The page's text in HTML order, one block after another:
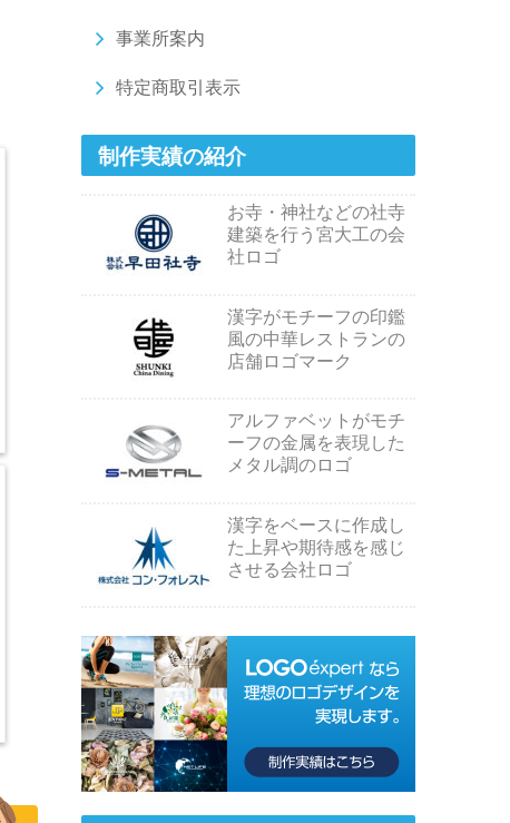
事業所案内
特定商取引表示
制作実績の紹介
お寺・神社などの社寺
建築を行う宮大工の会
社ロゴ
漢字がモチーフの印鑑
風の中華レストランの
店舗ロゴマーク
アルファベットがモチ
ーフの金属を表現した
メタル調のロゴ
漢字をベースに作成し
た上昇や期待感を感じ
させる会社ロゴ